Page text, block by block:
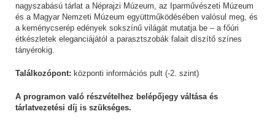
nagyszabású tárlat a Néprajzi Múzeum, az Iparművészeti Múzeum
és a Magyar Nemzeti Múzeum együttműködésében valósul meg, és
a keménycserép edények sokszínű világát mutatja be – a főúri
étkészletek eleganciájától a parasztszobák falait díszítő színes
tányérokig.
Találkozópont: központi információs pult (-2. szint)
A programon való részvételhez belépőjegy váltása és
tárlatvezetési díj is szükséges.